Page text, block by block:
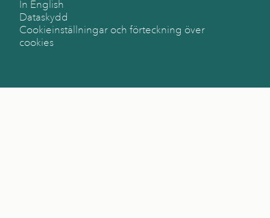
In English
Dataskydd
Cookieinställningar och förteckning över
cookies